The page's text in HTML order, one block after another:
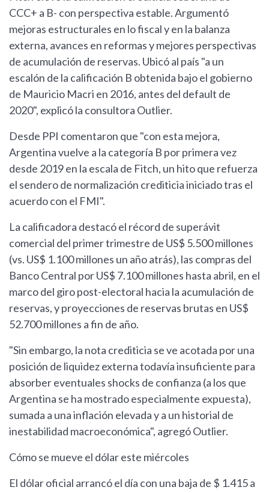
CCC+ a B- con perspectiva estable. Argumentó
mejoras estructurales en lo fiscal y en la balanza
externa, avances en reformas y mejores perspectivas
de acumulación de reservas. Ubicó al país "a un
escalón de la calificación B obtenida bajo el gobierno
de Mauricio Macri en 2016, antes del default de
2020", explicó la consultora Outlier.
Desde PPI comentaron que "con esta mejora,
Argentina vuelve a la categoría B por primera vez
desde 2019 en la escala de Fitch, un hito que refuerza
el sendero de normalización crediticia iniciado tras el
acuerdo con el FMI".
La calificadora destacó el récord de superávit
comercial del primer trimestre de US$ 5.500 millones
(vs. US$ 1.100 millones un año atrás), las compras del
Banco Central por US$ 7.100 millones hasta abril, en el
marco del giro post-electoral hacia la acumulación de
reservas, y proyecciones de reservas brutas en US$
52.700 millones a fin de año.
"Sin embargo, la nota crediticia se ve acotada por una
posición de liquidez externa todavía insuficiente para
absorber eventuales shocks de confianza (a los que
Argentina se ha mostrado especialmente expuesta),
sumada a una inflación elevada y a un historial de
inestabilidad macroeconómica", agregó Outlier.
Cómo se mueve el dólar este miércoles
El dólar oficial arrancó el día con una baja de $ 1.415 a